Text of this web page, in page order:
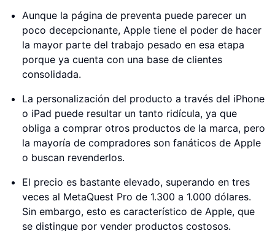
Aunque la página de preventa puede parecer un
poco decepcionante, Apple tiene el poder de hacer
la mayor parte del trabajo pesado en esa etapa
porque ya cuenta con una base de clientes
consolidada.
La personalización del producto a través del iPhone
o iPad puede resultar un tanto ridícula, ya que
obliga a comprar otros productos de la marca, pero
la mayoría de compradores son fanáticos de Apple
o buscan revenderlos.
El precio es bastante elevado, superando en tres
veces al MetaQuest Pro de 1.300 a 1.000 dólares.
Sin embargo, esto es característico de Apple, que
se distingue por vender productos costosos.